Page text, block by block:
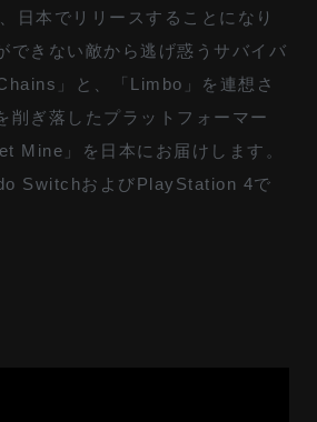
日本でリリースすることになり
できない敵から逃げ惑うサバイバ
」と、「Limbo」を連想さ
削ぎ落したプラットフォーマー
Mine」を日本にお届けします。
SwitchおよびPlayStation 4で